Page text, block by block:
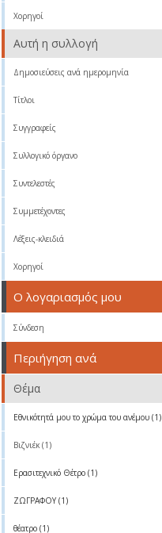
Χορηγοί
Αυτή η συλλογή
Δημοσιεύσεις ανά ημερομηνία
Τίτλοι
Συγγραφείς
Συλλογικό όργανο
Συντελεστές
Συμμετέχοντες
Λέξεις-κλειδιά
Χορηγοί
Ο λογαριασμός μου
Σύνδεση
Περιήγηση ανά
Θέμα
Eθνικότητά μου το χρώμα του ανέμου (1)
Βιζνιέκ (1)
Ερασιτεχνικό Θέτρο (1)
ΖΩΓΡΑΦΟΥ (1)
θέατρο (1)